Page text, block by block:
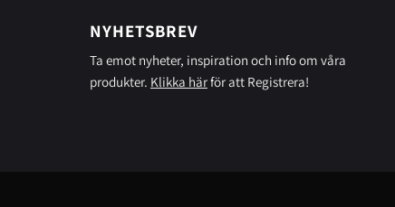
NYHETSBREV
Ta emot nyheter, inspiration och info om våra
produkter. Klikka härför att Registrera!